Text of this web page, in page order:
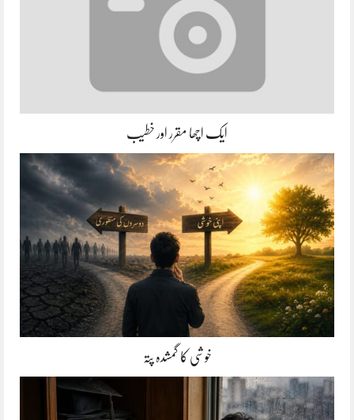
ایک اچھا مقرر اور خطیب
خوشی کا گمشدہ پتہ